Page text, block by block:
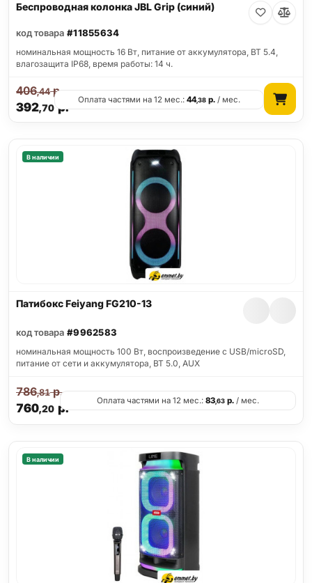
Беспроводная колонка JBL Grip (синий)
код товара #11855634
номинальная мощность 16 Вт, питание от аккумулятора, BT 5.4,
влагозащита IP68, время работы: 14 ч.
392,70р.
406,44р.
Оплата частями на 12 мес.:44,38 р. / мес.
В наличии
Патибокс Feiyang FG210-13
код товара #9962583
номинальная мощность 100 Вт, воспроизведение с USB/microSD,
питание от сети и аккумулятора, BT 5.0, AUX
760,20р.
786,81р.
Оплата частями на 12 мес.: 83,63 р. / мес.
В наличии